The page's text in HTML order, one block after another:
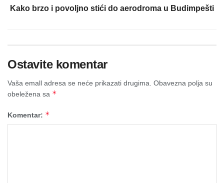
Kako brzo i povoljno stići do aerodroma u Budimpešti
Ostavite komentar
Vaša emall adresa se neće prikazati drugima. Obavezna polja su
obeležena sa *
Komentar: *